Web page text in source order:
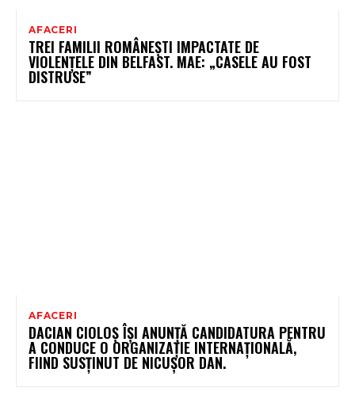
AFACERI
TREI FAMILII ROMÂNEȘTI IMPACTATE DE
VIOLENȚELE DIN BELFAST. MAE: „CASELE AU FOST
DISTRUSE”
AFACERI
DACIAN CIOLOȘ ÎȘI ANUNȚĂ CANDIDATURA PENTRU
A CONDUCE O ORGANIZAȚIE INTERNAȚIONALĂ,
FIIND SUSȚINUT DE NICUȘOR DAN.